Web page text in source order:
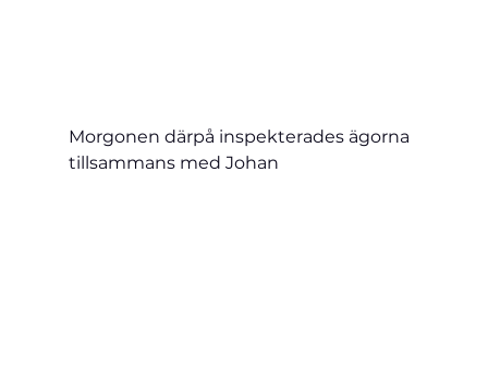
Morgonen därpå inspekterades ägorna
tillsammans med Johan